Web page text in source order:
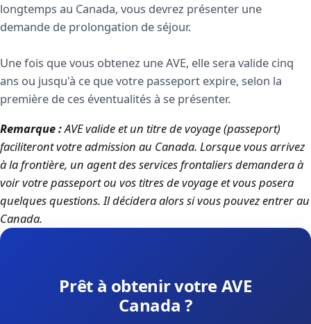
longtemps au Canada, vous devrez présenter une
demande de prolongation de séjour.
Une fois que vous obtenez une AVE, elle sera valide cinq
ans ou jusqu'à ce que votre passeport expire, selon la
première de ces éventualités à se présenter.
Remarque :AVE valide et un titre de voyage (passeport)
faciliteront votre admission au Canada. Lorsque vous arrivez
à la frontière, un agent des services frontaliers demandera à
voir votre passeport ou vos titres de voyage et vous posera
quelques questions. Il décidera alors si vous pouvez entrer au
Canada.
Prêt à obtenir votre AVE
Canada ?